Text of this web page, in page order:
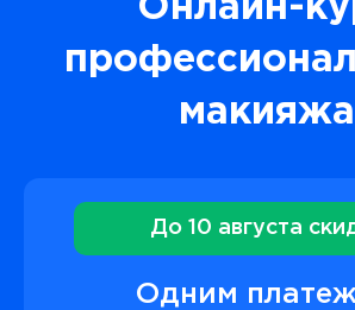
Онлайн-
макияжа
До 10 августа
Одним